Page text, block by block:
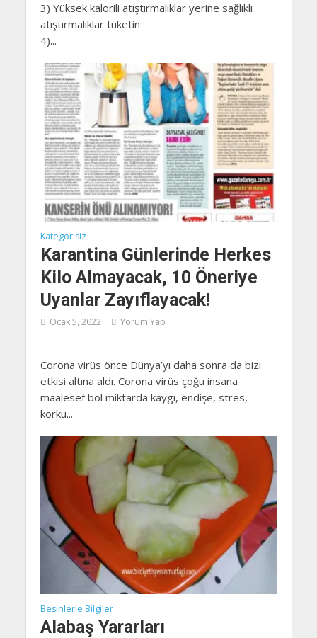
3) Yüksek kalorili atıştırmalıklar yerine sağlıklı
atıştırmalıklar tüketin
4)...
Kategorisiz
Karantina Günlerinde Herkes
Kilo Almayacak, 10 Öneriye
Uyanlar Zayıflayacak!
Ocak 5, 2022 Yorum Yap
Corona virüs önce Dünya’yı daha sonra da bizi
etkisi altına aldı. Corona virüs çoğu insana
maalesef bol miktarda kaygı, endişe, stres,
korku...
Besinlerle Bilgiler
Alabaş Yararları